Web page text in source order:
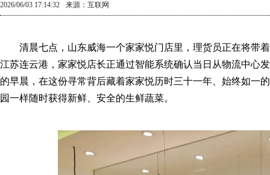
2026/06/03 17:14:32 来源：互联网
清晨七点，山东威海一个家家悦门店里，理货员正在将带
江苏连云港，家家悦店长正通过智能系统确认当日从物流中心
的早晨，在这份寻常背后藏着家家悦历时三十一年、始终如一
园一样随时获得新鲜、安全的生鲜蔬菜。